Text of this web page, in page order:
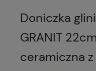
Doniczka
GRANIT
ceramiczna